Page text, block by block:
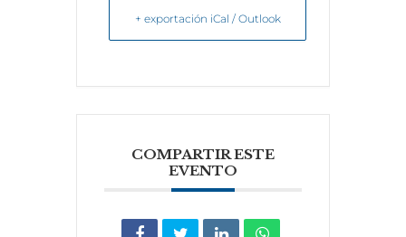
+ exportación iCal / Outlook
COMPARTIR ESTE
EVENTO